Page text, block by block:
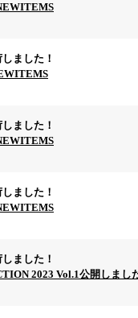
ました！
ました！
ました！
ました！
2023 Vol.1公開しまし